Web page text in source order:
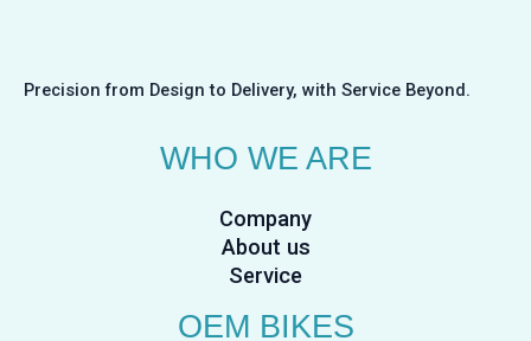
Precision from Design to Delivery, with Service Beyond.
WHO WE ARE
Company
About us
Service
OEM BIKES